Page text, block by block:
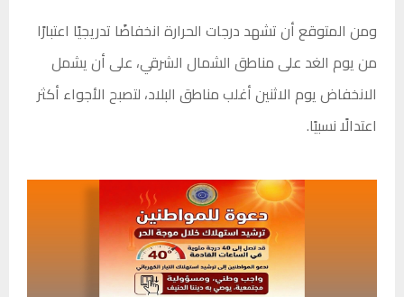
ومن المتوقع أن تشهد درجات الحرارة انخفاضًا تدريجيًا اعتبارًا
من يوم الغد على مناطق الشمال الشرقي، على أن يشمل
الانخفاض يوم الاثنين أغلب مناطق البلاد، لتصبح الأجواء أكثر
اعتدالًا نسبيًا.